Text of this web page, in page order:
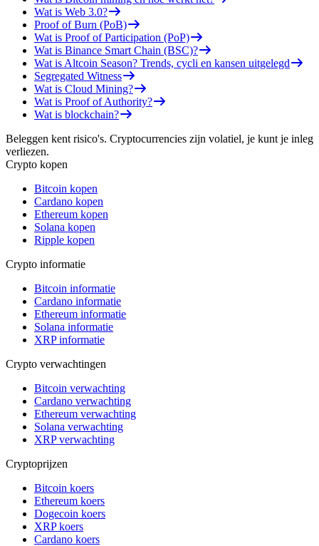
Wat is Web 3.0?
Proof of Burn (PoB)
Wat is Proof of Participation (PoP)
Wat is Binance Smart Chain (BSC)?
Wat is Altcoin Season? Trends, cycli en kansen uitgelegd
Segregated Witness
Wat is Cloud Mining?
Wat is Proof of Authority?
Wat is blockchain?
Beleggen kent risico's. Cryptocurrencies zijn volatiel, je kunt je inleg
verliezen.
Crypto kopen
Bitcoin kopen
Cardano kopen
Ethereum kopen
Solana kopen
Ripple kopen
Crypto informatie
Bitcoin informatie
Cardano informatie
Ethereum informatie
Solana informatie
XRP informatie
Crypto verwachtingen
Bitcoin verwachting
Cardano verwachting
Ethereum verwachting
Solana verwachting
XRP verwachting
Cryptoprijzen
Bitcoin koers
Ethereum koers
Dogecoin koers
XRP koers
Cardano koers